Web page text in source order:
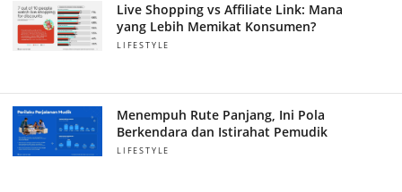
Live Shopping vs Affiliate Link: Mana
yang Lebih Memikat Konsumen?
LIFESTYLE
Menempuh Rute Panjang, Ini Pola
Berkendara dan Istirahat Pemudik
LIFESTYLE